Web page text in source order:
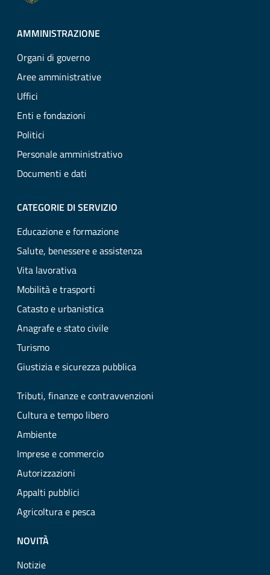
AMMINISTRAZIONE
Organi di governo
Aree amministrative
Uffici
Enti e fondazioni
Politici
Personale amministrativo
Documenti e dati
CATEGORIE DI SERVIZIO
Educazione e formazione
Salute, benessere e assistenza
Vita lavorativa
Mobilità e trasporti
Catasto e urbanistica
Anagrafe e stato civile
Turismo
Giustizia e sicurezza pubblica
Tributi, finanze e contravvenzioni
Cultura e tempo libero
Ambiente
Imprese e commercio
Autorizzazioni
Appalti pubblici
Agricoltura e pesca
NOVITÀ
Notizie